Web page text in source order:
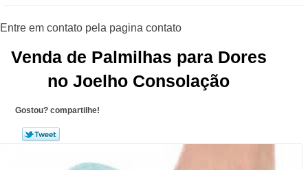
Venda de Palmilhas para Dores
no Joelho Consolação
Gostou? compartilhe!